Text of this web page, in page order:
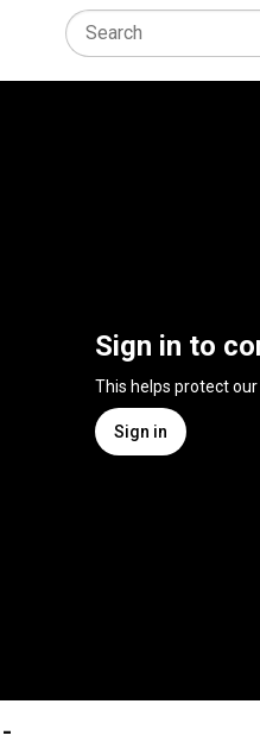
Sign in to
This helps protect
Sign in